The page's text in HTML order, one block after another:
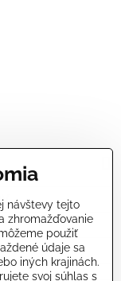
návštevy tejto
zhromažďovanie
použiť
údaje sa
iných krajinách.
svoj súhlas s